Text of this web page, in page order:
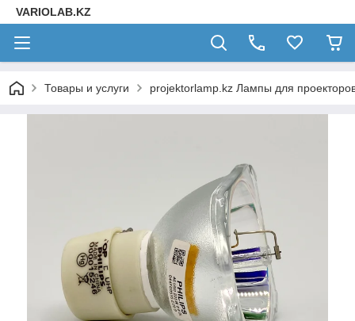
VARIOLAB.KZ
Товары и услуги projektorlamp.kz Лампы для